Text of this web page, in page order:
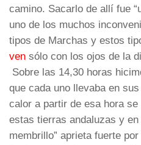
camino. Sacarlo de allí fue
uno de los muchos
tipos de Marchas y estos
ven sólo con los ojos de la
Sobre las 14,30 horas
que cada uno llevaba en
calor a partir de esa hora
estas tierras andaluzas y en
membrillo” aprieta fuerte